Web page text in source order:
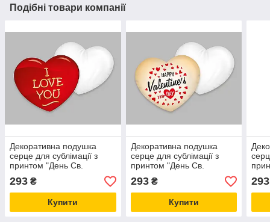
Подібні товари компанії
Декоративна подушка
серце для сублімації з
принтом "День Св.
Валентина" SV22_43
293 ₴
Купити
Декоративна подушка
серце для сублімації з
принтом "День Св.
Валентина" SV22_17
293₴
Купити
293